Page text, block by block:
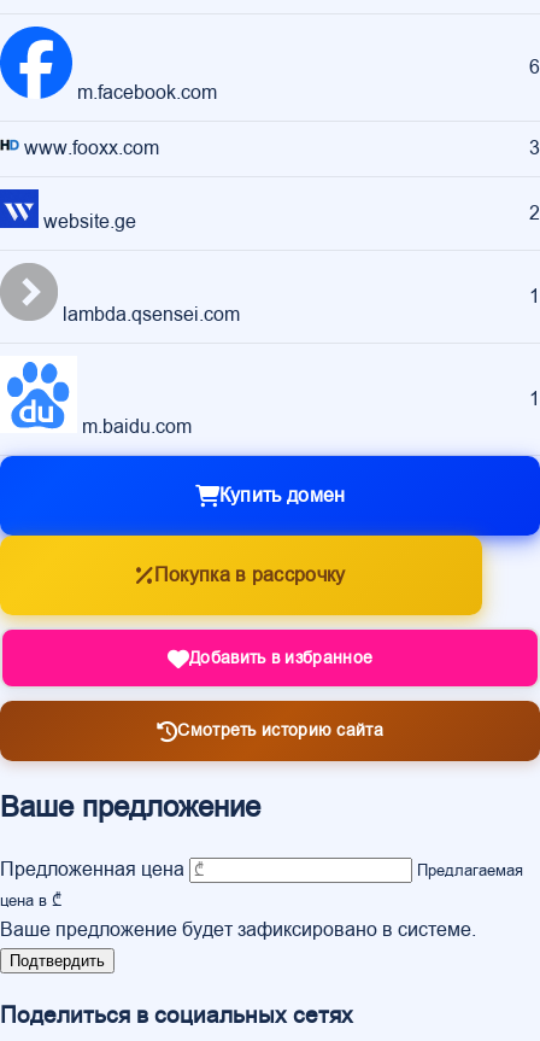
m.facebook.com
6
www.fooxx.com 3
website.ge 2
lambda.qsensei.com
1
m.baidu.com
1
Купить домен
Покупка в рассрочку
Добавить в избранное
Смотреть историю сайта
Ваше предложение
Предложенная цена
Предлагаемая
цена в ₾
Ваше предложение будет зафиксировано в системе.
Подтвердить
Поделиться в социальных сетях